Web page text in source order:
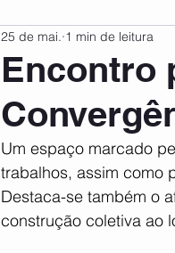
Encontro
25 de mai. 1 min de leitura
Um espaço marcado
trabalhos, assim como
Destaca-se também o
construção coletiva ao